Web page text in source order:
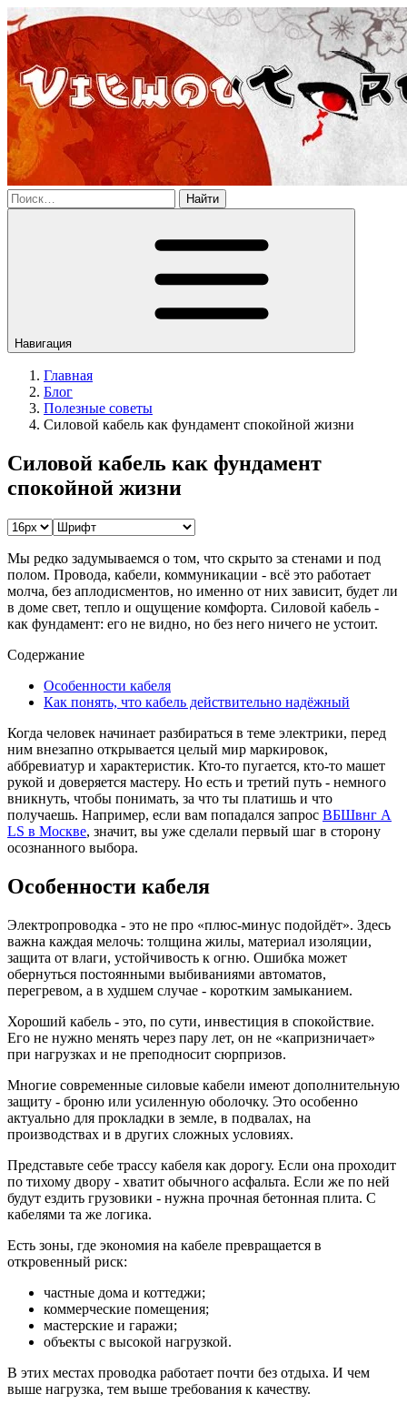
Найти
Навигация
Главная
Блог
Полезные советы
Силовой кабель как фундамент спокойной жизни
Силовой кабель как фундамент
спокойной жизни
Мы редко задумываемся о том, что скрыто за стенами и под
полом. Провода, кабели, коммуникации - всё это работает
молча, без аплодисментов, но именно от них зависит, будет ли
в доме свет, тепло и ощущение комфорта. Силовой кабель -
как фундамент: его не видно, но без него ничего не устоит.
Содержание
Особенности кабеля
Как понять, что кабель действительно надёжный
Когда человек начинает разбираться в теме электрики, перед
ним внезапно открывается целый мир маркировок,
аббревиатур и характеристик. Кто-то пугается, кто-то машет
рукой и доверяется мастеру. Но есть и третий путь - немного
вникнуть, чтобы понимать, за что ты платишь и что
получаешь. Например, если вам попадался запрос ВБШвнг A
LS в Москве, значит, вы уже сделали первый шаг в сторону
осознанного выбора.
Особенности кабеля
Электропроводка - это не про «плюс-минус подойдёт». Здесь
важна каждая мелочь: толщина жилы, материал изоляции,
защита от влаги, устойчивость к огню. Ошибка может
обернуться постоянными выбиваниями автоматов,
перегревом, а в худшем случае - коротким замыканием.
Хороший кабель - это, по сути, инвестиция в спокойствие.
Его не нужно менять через пару лет, он не «капризничает»
при нагрузках и не преподносит сюрпризов.
Многие современные силовые кабели имеют дополнительную
защиту - броню или усиленную оболочку. Это особенно
актуально для прокладки в земле, в подвалах, на
производствах и в других сложных условиях.
Представьте себе трассу кабеля как дорогу. Если она проходит
по тихому двору - хватит обычного асфальта. Если же по ней
будут ездить грузовики - нужна прочная бетонная плита. С
кабелями та же логика.
Есть зоны, где экономия на кабеле превращается в
откровенный риск:
частные дома и коттеджи;
коммерческие помещения;
мастерские и гаражи;
объекты с высокой нагрузкой.
В этих местах проводка работает почти без отдыха. И чем
выше нагрузка, тем выше требования к качеству.